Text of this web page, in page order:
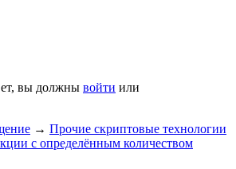
вы должны войти или
→ Прочие скриптовые технологии
с определённым количеством